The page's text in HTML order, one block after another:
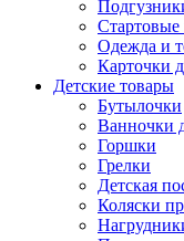
Стартовые
Одежда и
Карточки
Детские товары
Бутылочки
Ванночки
Горшки
Грелки
Детская
Коляски